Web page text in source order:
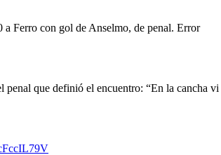
a Ferro con gol de Anselmo, de penal. Error
que definió el encuentro: “En la cancha vi